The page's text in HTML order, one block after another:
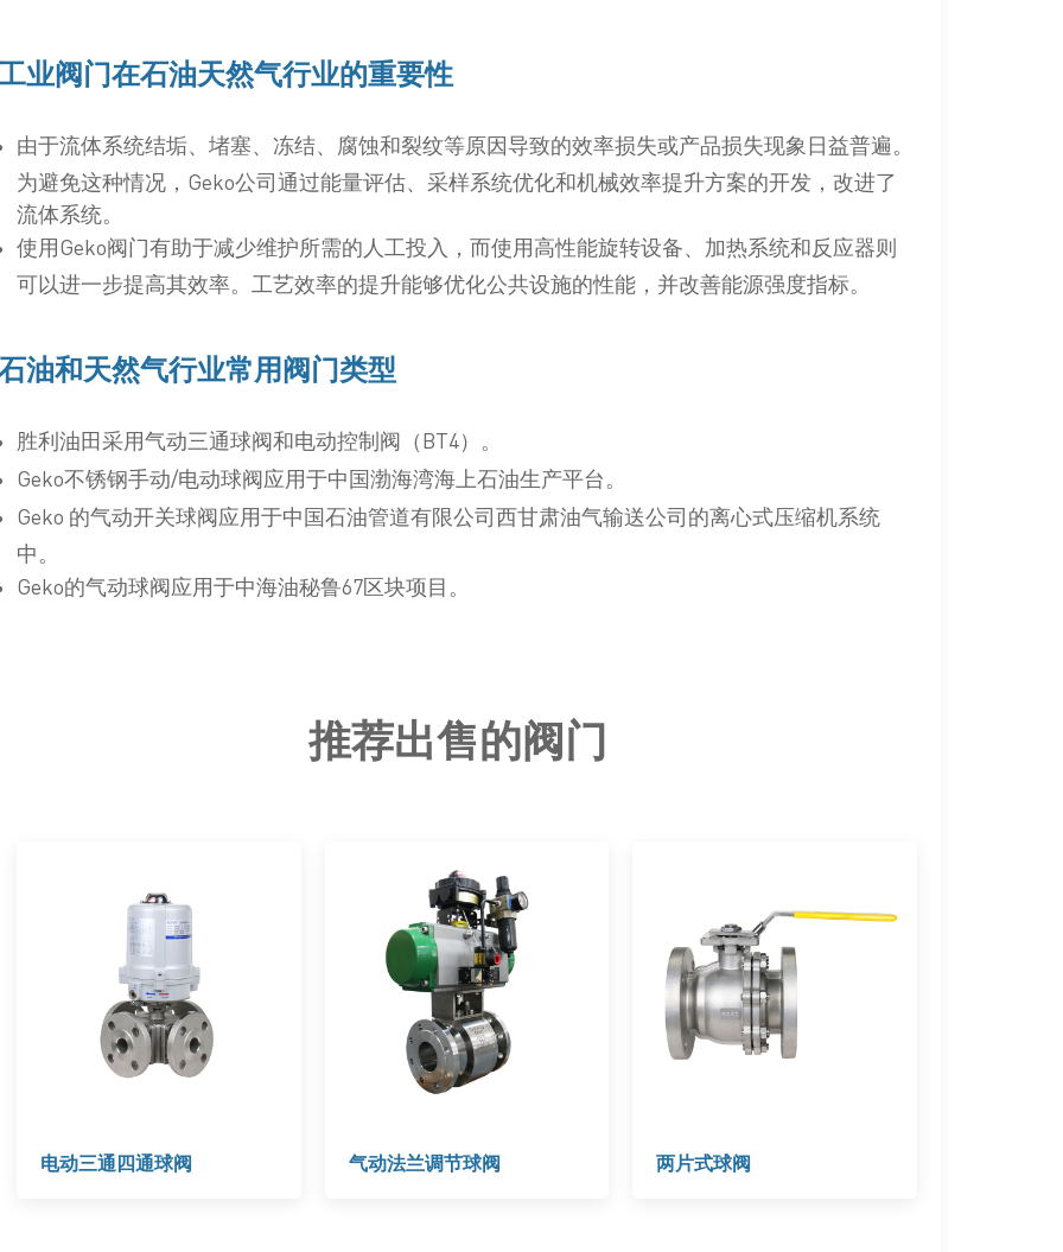
业阀门在石油天然气行业的重要性
由于流体系统结垢、堵塞、冻结、腐蚀和裂纹等原因导致的效率损失或产品损失现象日益普遍。
为避免这种情况，Geko公司通过能量评估、采样系统优化和机械效率提升方案的开发，改进了
流体系统。
使用Geko阀门有助于减少维护所需的人工投入，而使用高性能旋转设备、加热系统和反应器则
可以进一步提高其效率。工艺效率的提升能够优化公共设施的性能，并改善能源强度指标。
油和天然气行业常用阀门类型
胜利油田采用气动三通球阀和电动控制阀（BT4）。
Geko不锈钢手动/电动球阀应用于中国渤海湾海上石油生产平台。
Geko 的气动开关球阀应用于中国石油管道有限公司西甘肃油气输送公司的离心式压缩机系统
中。
Geko的气动球阀应用于中海油秘鲁67区块项目。
推荐出售的阀门
电动三通四通球阀 气动法兰调节球阀 两片式球阀